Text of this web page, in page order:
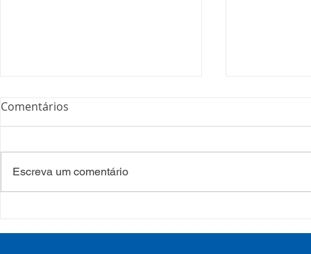
001/2022
Comentários
Escreva um comentário